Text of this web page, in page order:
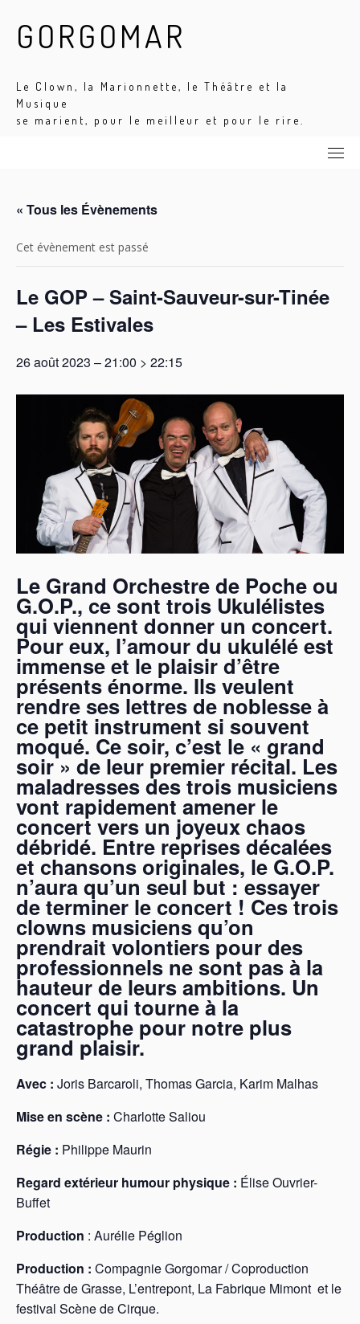
content
GORGOMAR
Le Clown, la Marionnette, le Théâtre et la
Musique
se marient, pour le meilleur et pour le rire.
« Tous les Évènements
Cet évènement est passé
Le GOP – Saint-Sauveur-sur-Tinée
– Les Estivales
26 août 2023 – 21:00 > 22:15
Le Grand Orchestre de Poche ou
G.O.P., ce sont trois Ukulélistes
qui viennent donner un concert.
Pour eux, l’amour du ukulélé est
immense et le plaisir d’être
présents énorme. Ils veulent
rendre ses lettres de noblesse à
ce petit instrument si souvent
moqué. Ce soir, c’est le « grand
soir » de leur premier récital. Les
maladresses des trois musiciens
vont rapidement amener le
concert vers un joyeux chaos
débridé. Entre reprises décalées
et chansons originales, le G.O.P.
n’aura qu’un seul but : essayer
de terminer le concert ! Ces trois
clowns musiciens qu’on
prendrait volontiers pour des
professionnels ne sont pas à la
hauteur de leurs ambitions. Un
concert qui tourne à la
catastrophe pour notre plus
grand plaisir.
Avec : Joris Barcaroli, Thomas Garcia, Karim Malhas
Mise en scène : Charlotte Saliou
Régie : Philippe Maurin
Regard extérieur humour physique : Élise Ouvrier-
Buffet
Production : Aurélie Péglion
Production : Compagnie Gorgomar / Coproduction
Théâtre de Grasse, L’entrepont, La Fabrique Mimont et le
festival Scène de Cirque.